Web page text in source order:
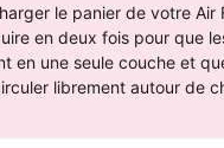
le panier de votre Air
en deux fois pour que
en une seule couche et
librement autour de